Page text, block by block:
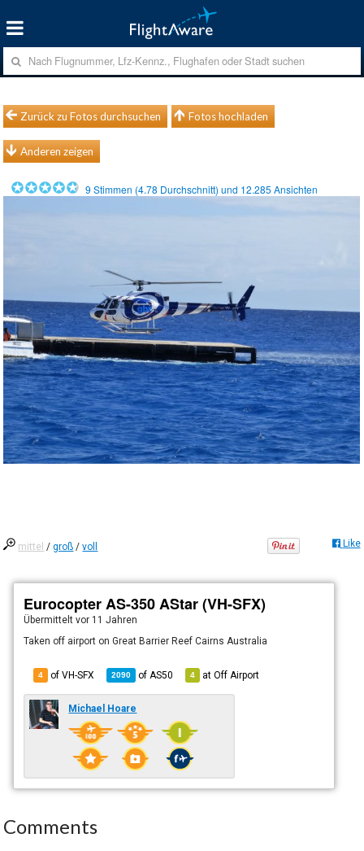
Zurück zu Fotos durchsuchen Fotos hochladen
Anderen zeigen
9 Stimmen (4.78 Durchschnitt) und 12.285 Ansichten
mittel /groß /voll Like
Eurocopter AS-350 AStar (VH-SFX)
Übermitteltvor 11 Jahren
Taken off airport on Great Barrier Reef Cairns Australia
4 of VH-SFX 2090 of AS50 4 atOff Airport
Michael Hoare
Comments